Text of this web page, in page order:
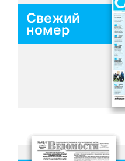
Свежий
номер